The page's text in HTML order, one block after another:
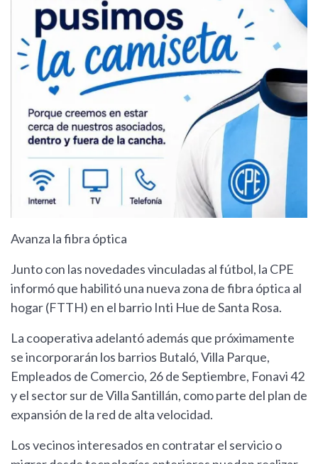
Avanza la fibra óptica
Junto con las novedades vinculadas al fútbol, la CPE
informó que habilitó una nueva zona de fibra óptica al
hogar (FTTH) en el barrio Inti Hue de Santa Rosa.
La cooperativa adelantó además que próximamente
se incorporarán los barrios Butaló, Villa Parque,
Empleados de Comercio, 26 de Septiembre, Fonavi 42
y el sector sur de Villa Santillán, como parte del plan de
expansión de la red de alta velocidad.
Los vecinos interesados en contratar el servicio o